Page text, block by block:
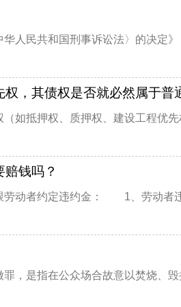
人民共和国刑事诉讼法〉的决定
，其债权是否就必然属于普
如抵押权、质押权、建设工程优
钱吗？
劳动者约定违约金： 1、劳动者
，是指在公众场合故意以焚烧、毁